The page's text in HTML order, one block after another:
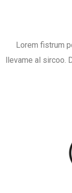
Lorem fistrum
llevame al sircoo.